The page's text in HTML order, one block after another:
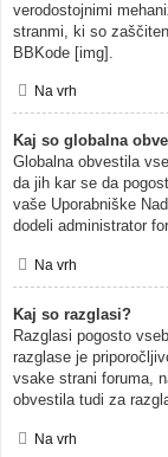
verodostojnimi
stranmi, ki so
BBKode [img].
Na vrh
Kaj so globalna
Globalna obvestila
da jih kar se da
vaše Uporabniške
dodeli administrator
Na vrh
Kaj so razglasi?
Razglasi pogosto
razglase je
vsake strani foruma,
obvestila tudi za
Na vrh